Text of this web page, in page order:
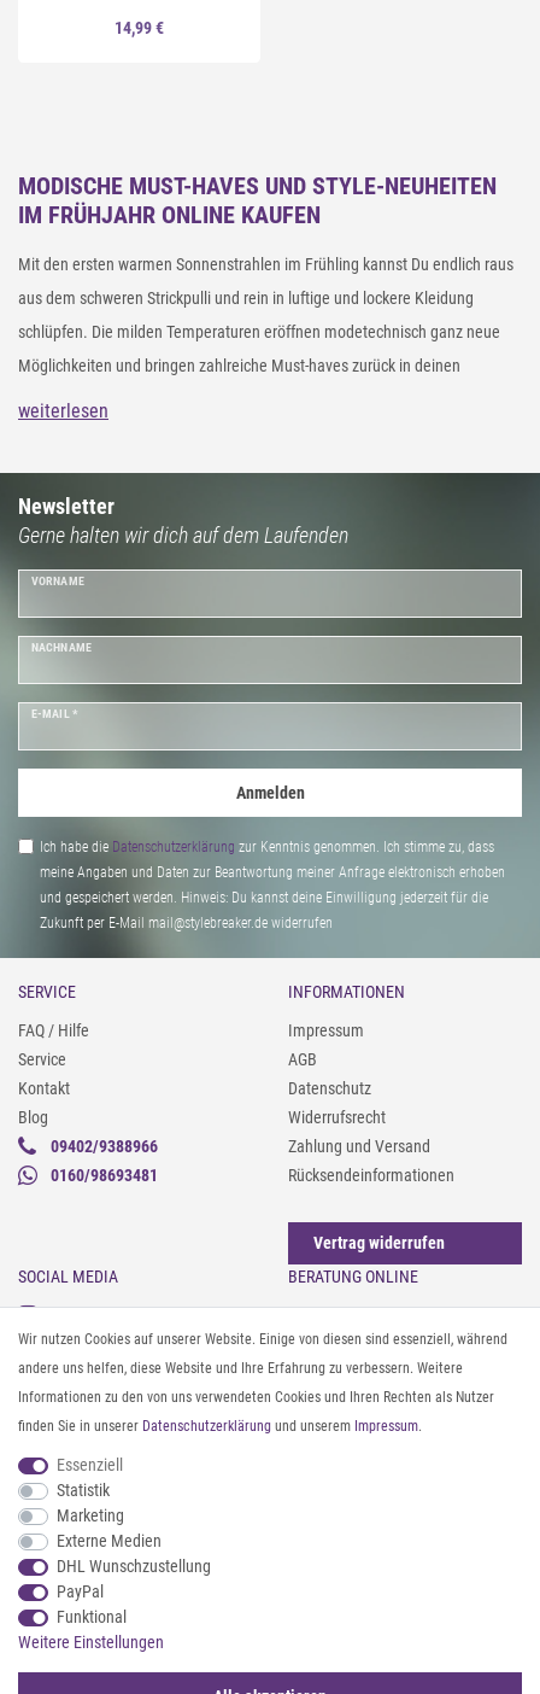
14,99 €
MODISCHE MUST-HAVES UND STYLE-NEUHEITEN
IM FRÜHJAHR ONLINE KAUFEN
Mit den ersten warmen Sonnenstrahlen im Frühling kannst Du endlich raus
aus dem schweren Strickpulli und rein in luftige und lockere Kleidung
schlüpfen. Die milden Temperaturen eröffnen modetechnisch ganz neue
Möglichkeiten und bringen zahlreiche Must-haves zurück in deinen
Kleiderschrank. Entdecke in unserem styleBREAKER Online Shop aktuelle
Cozy Looks: Bring mit unseren Style-Neuheiten für den Frühling wieder
frischen Wind in deine Garderobe und erlebe unendlichen Spaß bei der
Kreation Deines Frühlingslooks.
weiterlesen
Newsletter
Gerne halten wir dich auf dem Laufenden
VORNAME
NACHNAME
E-MAIL *
Anmelden
Ich habe die Daten­schutz­erklärung zur Kenntnis genommen. Ich stimme zu, dass
meine Angaben und Daten zur Beantwortung meiner Anfrage elektronisch erhoben
und gespeichert werden. Hinweis: Du kannst deine Einwilligung jederzeit für die
Zukunft per E-Mail mail@stylebreaker.de widerrufen
SERVICE
FAQ / Hilfe
Service
Kontakt
Blog
09402/9388966
0160/98693481
INFORMATIONEN
Impressum
AGB
Datenschutz
Widerrufsrecht
Zahlung und Versand
Rücksendeinformationen
Vertrag widerrufen
SOCIAL MEDIA
Facebook
Pinterest
Twitter
Youtube
Threads
BERATUNG ONLINE
Sonnenbrillen & UV-Schutz
Textilpflege
Textil- und Material-Guide
Geldbörse richtig organisieren
ZAHLUNG & VERSAND
Wir nutzen Cookies auf unserer Website. Einige von diesen sind essenziell, während
andere uns helfen, diese Website und Ihre Erfahrung zu verbessern. Weitere
Informationen zu den von uns verwendeten Cookies und Ihren Rechten als Nutzer
finden Sie in unserer Daten­schutz­erklärung und unserem Impressum.
Essenziell
Statistik
Marketing
Externe Medien
DHL Wunschzustellung
PayPal
Funktional
Weitere Einstellungen